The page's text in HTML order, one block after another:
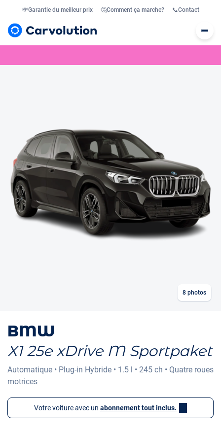
💸Garantie du meilleur prix 🤔Comment ça marche? 📞Contact
8 photos
BMW
X1 25e xDrive M Sportpaket
Automatique • Plug-in Hybride • 1.5 l • 245 ch • Quatre roues
motrices
Votre voiture avec un abonnement tout inclus.